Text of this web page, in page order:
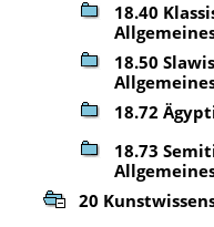
18.40
18.50
18.72
18.73
20